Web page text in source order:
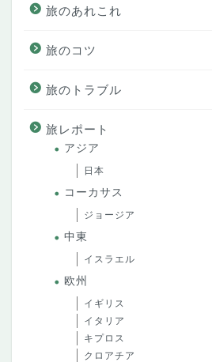
旅のあれこれ
旅のコツ
旅のトラブル
旅レポート
アジア
日本
コーカサス
ジョージア
中東
イスラエル
欧州
イギリス
イタリア
キプロス
クロアチア